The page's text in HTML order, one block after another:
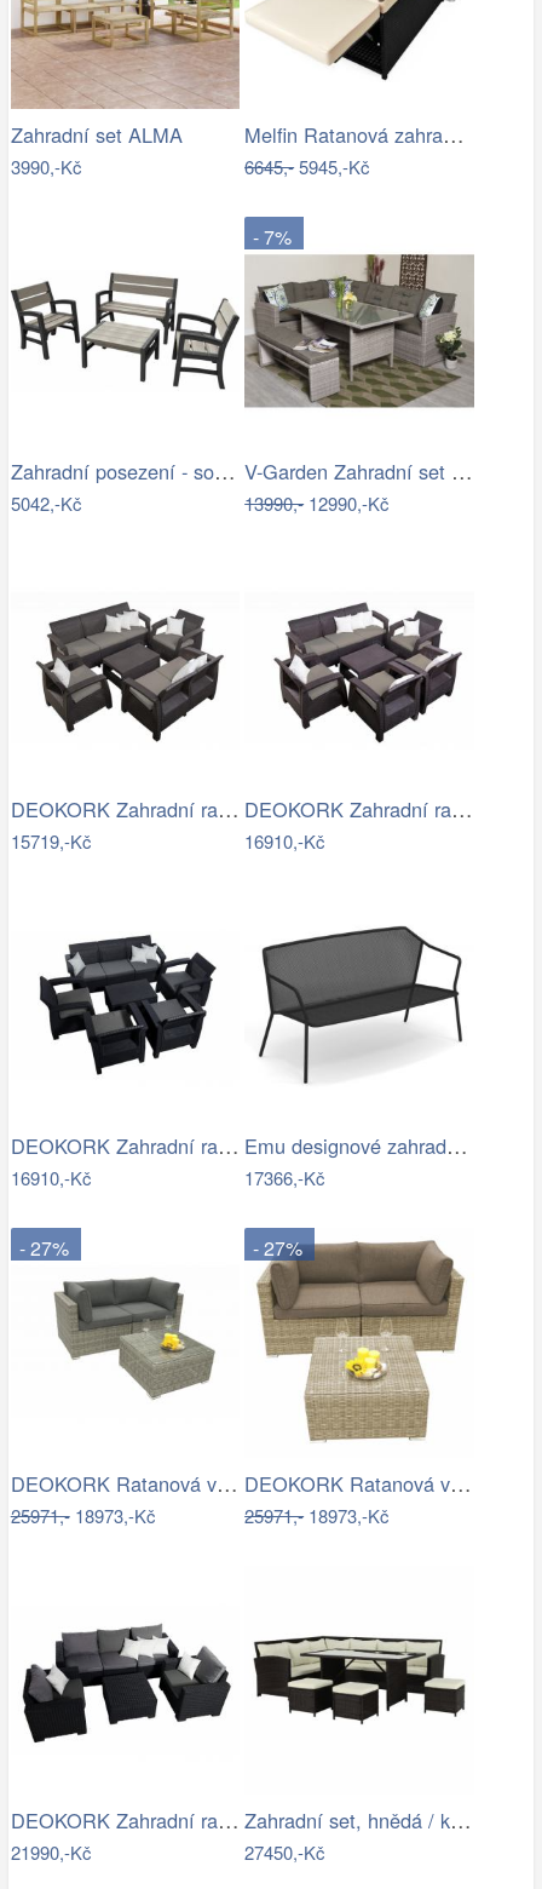
Zahradní set ALMA
3990,-Kč
Melfin Ratanová zahradní sestava VENDY…
6645,-5945,-Kč
Zahradní posezení - souprava - UZN
5042,-Kč
- 7%
V-Garden Zahradní set TUNIS SET 6
13990,-12990,-Kč
DEOKORK Zahradní ratanová sestava …
15719,-Kč
DEOKORK Zahradní ratanová sestava…
16910,-Kč
DEOKORK Zahradní ratanová sestava…
16910,-Kč
Emu designové zahradní sedačky Darwin…
17366,-Kč
- 27%
DEOKORK Ratanová variabilní sestava…
25971,-18973,-Kč
- 27%
DEOKORK Ratanová variabilní sestava…
25971,-18973,-Kč
DEOKORK Zahradní ratanová sestava…
21990,-Kč
Zahradní set, hnědá / krémová, STARK…
27450,-Kč